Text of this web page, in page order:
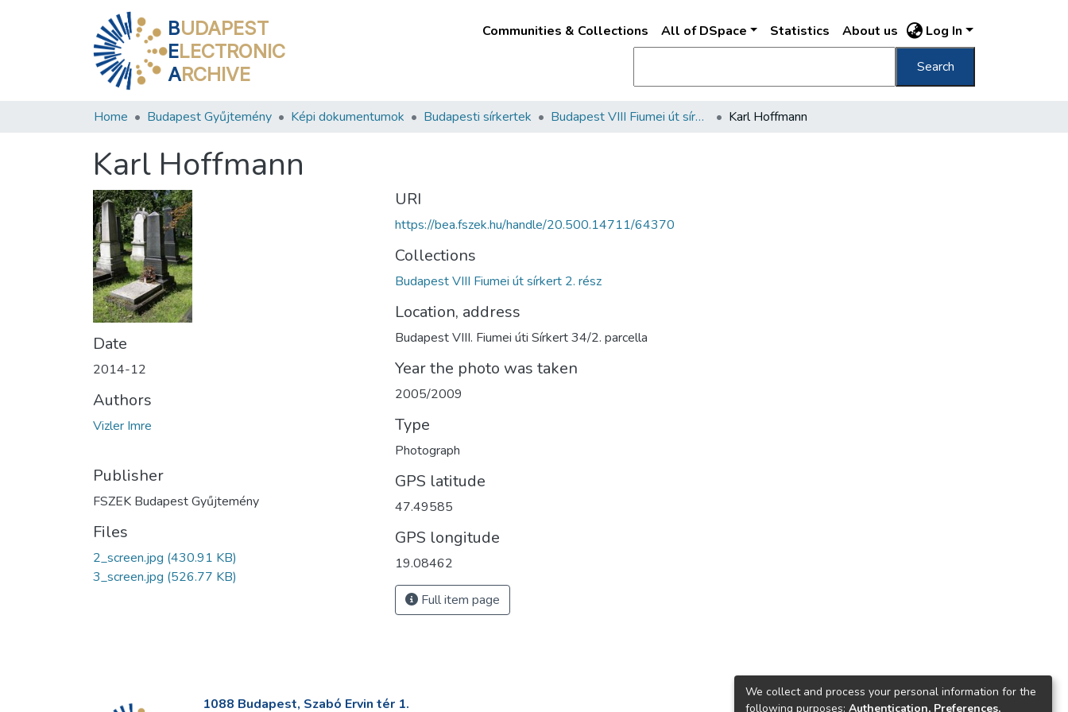
BUDAPEST
ELECTRONIC
ARCHIVE
Communities & Collections All of DSpace Statistics About us Log In
Search
Home Budapest Gyűjtemény Képi dokumentumok Budapesti sírkertek Budapest VIII Fiumei út sírkert 2. rész Karl Hoffmann
Karl Hoffmann
Date
2014-12
Authors
Vizler Imre
Publisher
FSZEK Budapest Gyűjtemény
Files
2_screen.jpg (430.91 KB)
3_screen.jpg (526.77 KB)
URI
https://bea.fszek.hu/handle/20.500.14711/64370
Collections
Budapest VIII Fiumei út sírkert 2. rész
Location, address
Budapest VIII. Fiumei úti Sírkert 34/2. parcella
Year the photo was taken
2005/2009
Type
Photograph
GPS latitude
47.49585
GPS longitude
19.08462
Full item page
1088 Budapest, Szabó Ervin tér 1.
We collect and process your personal information for the
following purposes: Authentication, Preferences,